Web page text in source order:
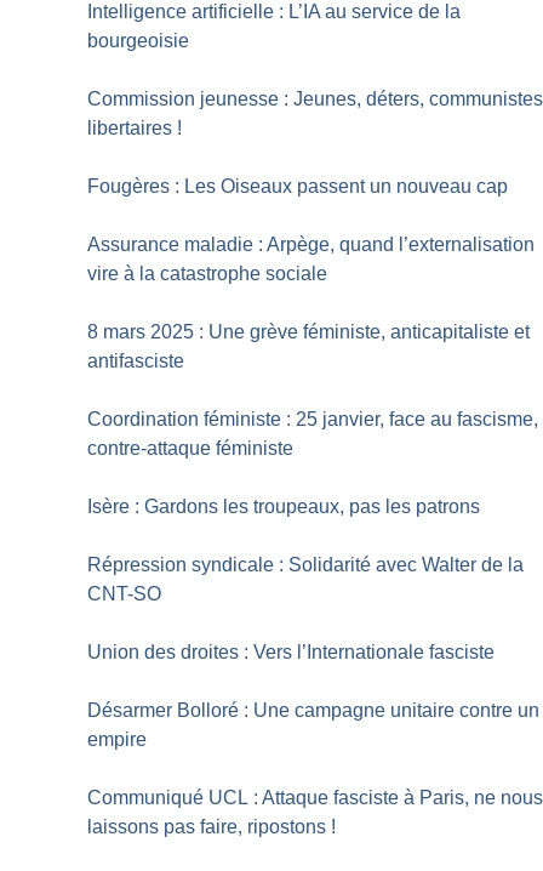
Intelligence artificielle : L’IA au service de la
bourgeoisie
Commission jeunesse : Jeunes, déters, communistes
libertaires !
Fougères : Les Oiseaux passent un nouveau cap
Assurance maladie : Arpège, quand l’externalisation
vire à la catastrophe sociale
8 mars 2025 : Une grève féministe, anticapitaliste et
antifasciste
Coordination féministe : 25 janvier, face au fascisme,
contre-attaque féministe
Isère : Gardons les troupeaux, pas les patrons
Répression syndicale : Solidarité avec Walter de la
CNT-SO
Union des droites : Vers l’Internationale fasciste
Désarmer Bolloré : Une campagne unitaire contre un
empire
Communiqué UCL : Attaque fasciste à Paris, ne nous
laissons pas faire, ripostons !